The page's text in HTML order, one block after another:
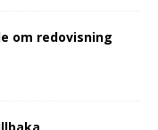
om redovisning